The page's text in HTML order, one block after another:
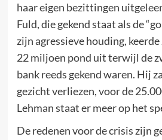
haar eigen bezittingen
Fuld, die gekend staat als de
zijn agressieve houding,
22 miljoen pond uit terwijl de
bank reeds gekend waren. Hij
gezicht verliezen, voor de
Lehman staat er meer op het
De redenen voor de crisis zijn